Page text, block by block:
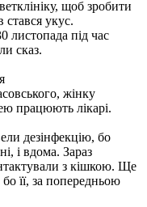
щоб зробити
стався укус.
листопада під час
сказ.
жінку
працюють лікарі.
дезінфекцію, бо
і вдома. Зараз
з кішкою. Ще
її, за попередньою